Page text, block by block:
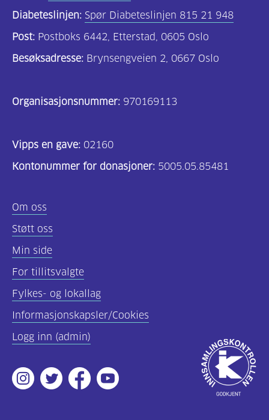
Diabeteslinjen: Spør Diabeteslinjen 815 21 948
Post: Postboks 6442, Etterstad, 0605 Oslo
Besøksadresse: Brynsengveien 2, 0667 Oslo
Organisasjonsnummer: 970169113
Vipps en gave: 02160
Kontonummer for donasjoner: 5005.05.85481
Om oss
Støtt oss
Min side
For tillitsvalgte
Fylkes- og lokallag
Informasjonskapsler/Cookies
Logg inn (admin)
Instagram
TwitterFacebookYoutube
Godkjent
av